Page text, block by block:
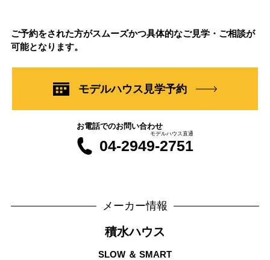
ご予約をされた方がスムーズかつ具体的なご見学・ご相談が
可能となります。
モデルハウス見学予約
お電話でのお問い合わせ
04-2949-2751
モデルハウス直通
メーカー情報
積水ハウス
SLOW ＆ SMART